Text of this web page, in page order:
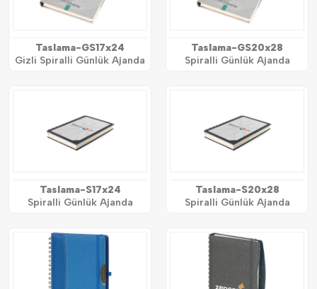
Taslama-GS17x24
Gizli Spiralli Günlük Ajanda
Taslama-GS20x28
Spiralli Günlük Ajanda
Taslama-S17x24
Spiralli Günlük Ajanda
Taslama-S20x28
Spiralli Günlük Ajanda